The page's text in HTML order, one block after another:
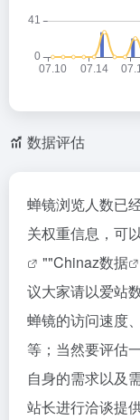
数据评估
蝉镜浏览人数已
关权重信息，可
""Chinaz数据
议大家请以爱站
蝉镜的访问速度
等；当然要评估
自身的需求以及
站长进行洽谈提